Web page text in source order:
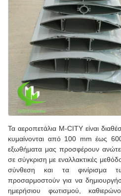
Τα αεροπετάλια M-CITY είναι
κυμαίνονται από 100 mm έως
εξωθήματα μας προσφέρουν
σε σύγκριση με εναλλακτικές
σύνθεση και τα φινίρισμα
προσαρμοστούν για να
ημερήσιου φωτισμού,